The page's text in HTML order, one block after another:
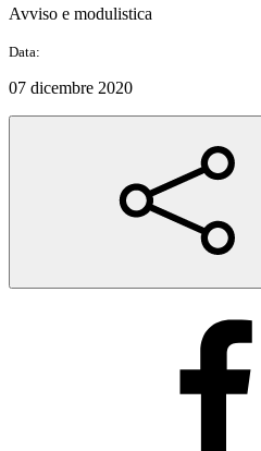
Avviso e modulistica
Data:
07 dicembre 2020